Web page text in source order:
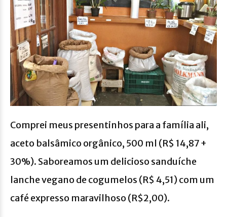
Comprei meus presentinhos para a família ali,
aceto balsâmico orgânico, 500 ml (R$ 14,87 +
30%). Saboreamos um delicioso sanduíche
lanche vegano de cogumelos (R$ 4,51) com um
café expresso maravilhoso (R$2,00).